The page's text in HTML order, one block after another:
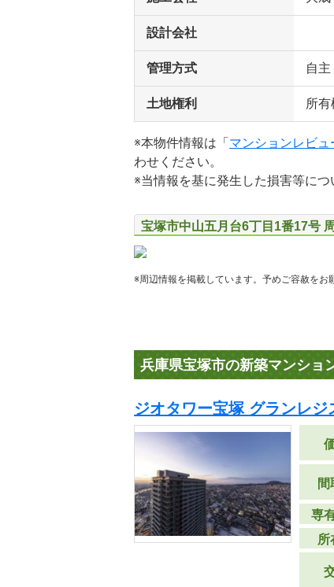
設計会社
管理方式 自主
土地権利 所有
※本物件情報は「 マンションレビュ
わせください。
※当情報を基に発生した損害等に
宝塚市中山五月台6丁目1番17号
※周辺情報を掲載しています。予めご容赦をお
兵庫県宝塚市の新築マンショ
ジオタワー宝塚 グランレ
間
専
所